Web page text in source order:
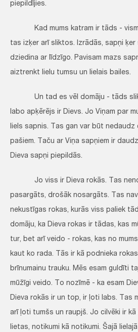
piepildījies.
Kad mums katram ir tāds -
tas izķer arī sliktos. Izrādās, sapņi ķer
dziedina ar līdzīgo. Pavisam mazs
aiztrenkt lielu tumsu un lielais bailes.
Un tad es vēl domāju - tāds
labo apķērējs ir Dievs. Jo Viņam par
liels sapnis. Tas gan var būt nedaudz
pašiem. Taču ar Viņa sapņiem ir
Dieva sapņi piepildās.
Jo viss ir Dieva rokās. Tas
pasargāts, drošāk nosargāts. Tas
nekustīgas rokas, kurās viss paliek
domāju, ka Dieva rokas ir tādas, kas
tur, bet arī veido - rokas, kas no
kaut ko rada. Tās ir kā podnieka
brīnumainu trauku. Mēs esam guldīti
mūžīgi veido. To nozīmē - ka esam
Dieva rokās ir un top, ir ļoti labs. Tas
arī ļoti tumšs un raupjš. Jo cilvēki ir kā
lietas, notikumi kā notikumi. Šajā